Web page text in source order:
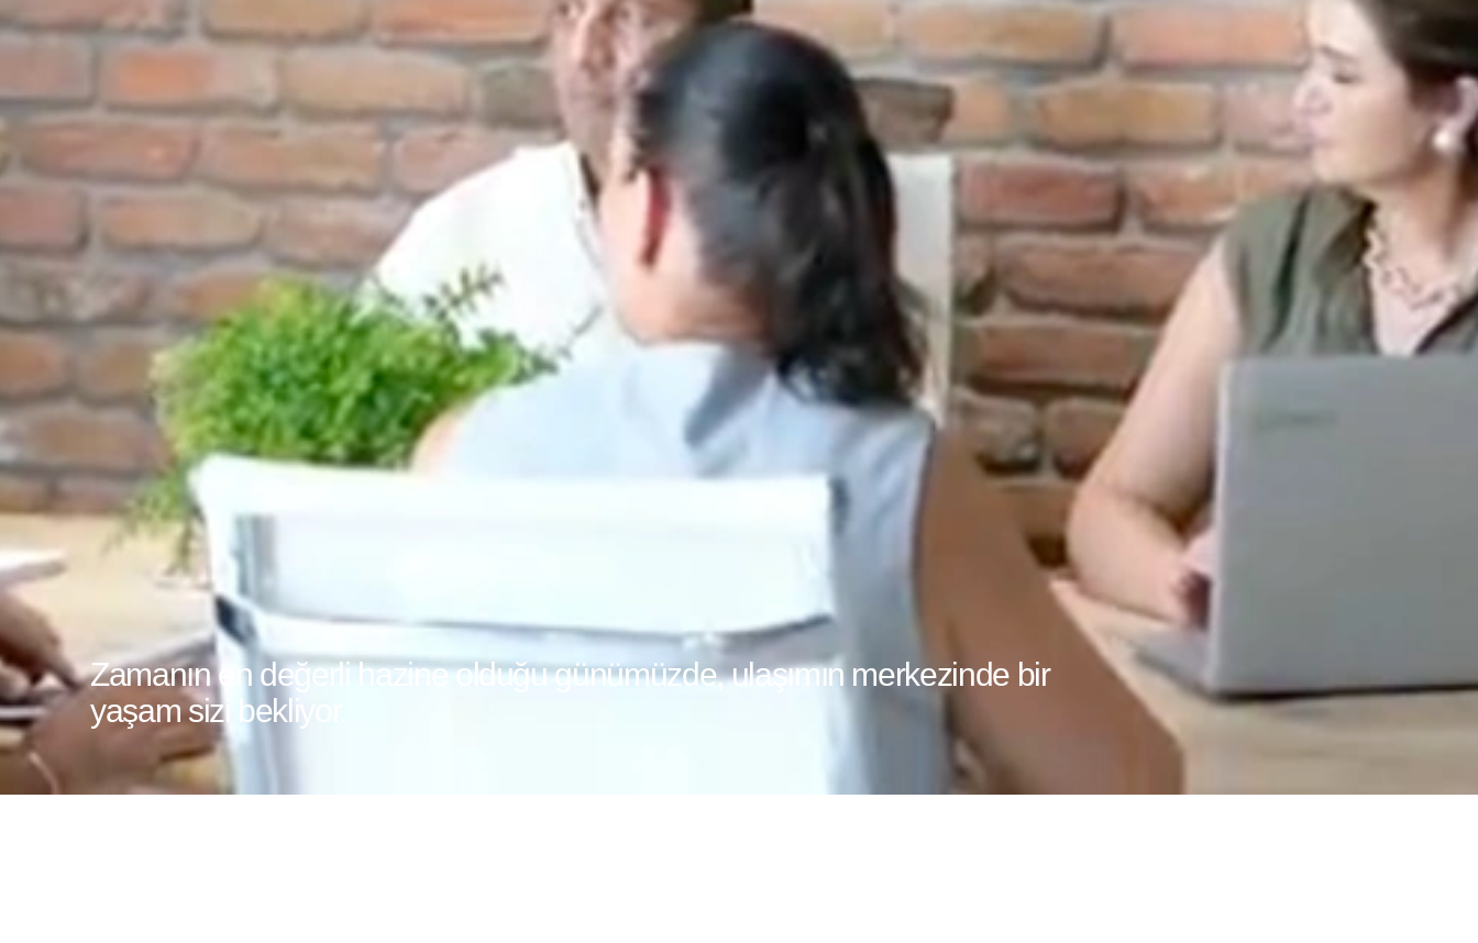
Zamanın en değerli hazine olduğu günümüzde, ulaşımın merkezinde bir
yaşam sizi bekliyor.